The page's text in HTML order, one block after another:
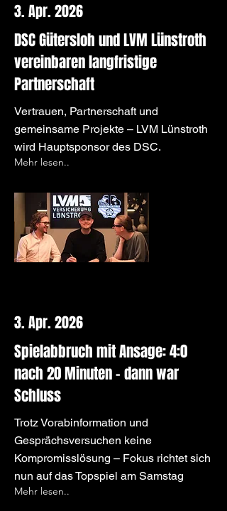
3. Apr. 2026
DSC Gütersloh und LVM Lünstroth
vereinbaren langfristige
Partnerschaft
Vertrauen, Partnerschaft und
gemeinsame Projekte – LVM Lünstroth
wird Hauptsponsor des DSC.
Mehr lesen..
3. Apr. 2026
Spielabbruch mit Ansage: 4:0
nach 20 Minuten – dann war
Schluss
Trotz Vorabinformation und
Gesprächsversuchen keine
Kompromisslösung – Fokus richtet sich
nun auf das Topspiel am Samstag
Mehr lesen..